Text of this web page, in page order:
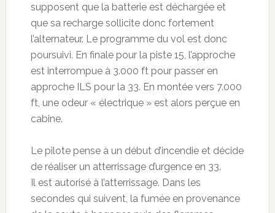
supposent que la batterie est déchargée et
que sa recharge sollicite donc fortement
l’alternateur. Le programme du vol est donc
poursuivi. En finale pour la piste 15, l’approche
est interrompue à 3.000 ft pour passer en
approche ILS pour la 33. En montée vers 7.000
ft, une odeur « électrique » est alors perçue en
cabine.
Le pilote pense à un début d’incendie et décide
de réaliser un atterrissage d’urgence en 33.
Il est autorisé à l’atterrissage. Dans les
secondes qui suivent, la fumée en provenance